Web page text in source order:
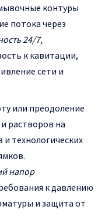
контуры
потока через
24/7,
к кавитации,
сети и
или преодоление
растворов на
технологических
напор
к давлению
и защита от